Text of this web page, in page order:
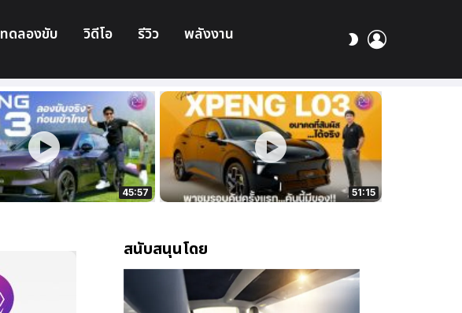
ทดลองขับ วิดีโอ รีวิว พลังงาน
สลับ
45:57 51:15
สนับสนุนโดย